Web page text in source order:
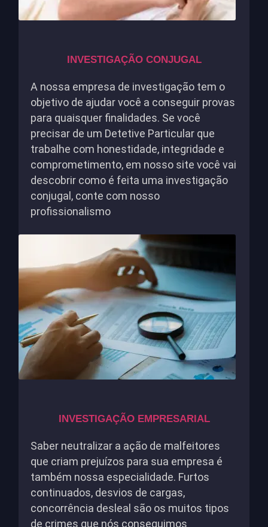
INVESTIGAÇÃO CONJUGAL
A nossa empresa de investigação tem o
objetivo de ajudar você a conseguir provas
para quaisquer finalidades. Se você
precisar de um Detetive Particular que
trabalhe com honestidade, integridade e
comprometimento, em nosso site você vai
descobrir como é feita uma investigação
conjugal, conte com nosso
profissionalismo
INVESTIGAÇÃO EMPRESARIAL
Saber neutralizar a ação de malfeitores
que criam prejuízos para sua empresa é
também nossa especialidade. Furtos
continuados, desvios de cargas,
concorrência desleal são os muitos tipos
de crimes que nós conseguimos